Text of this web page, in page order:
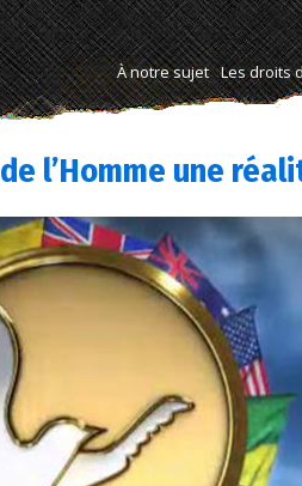
À notre sujet Les droits
l’Homme une